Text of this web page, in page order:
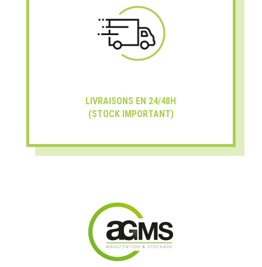
LIVRAISONS EN 24/48H
(STOCK IMPORTANT)